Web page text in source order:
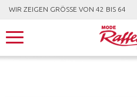
WIR ZEIGEN GRÖSSE VON 42 BIS 64